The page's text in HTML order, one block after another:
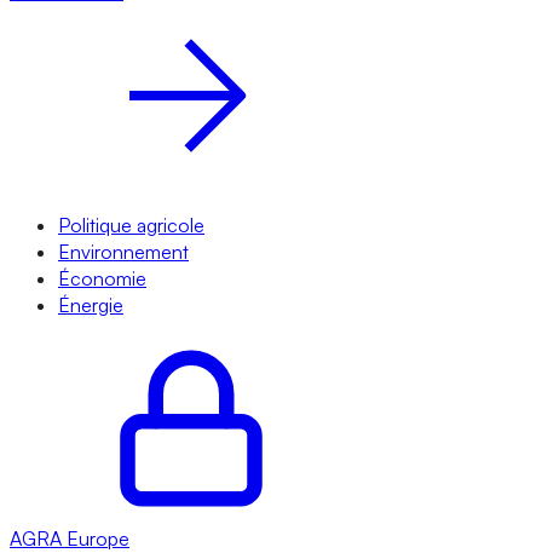
Politique agricole
Environnement
Économie
Énergie
AGRA Europe